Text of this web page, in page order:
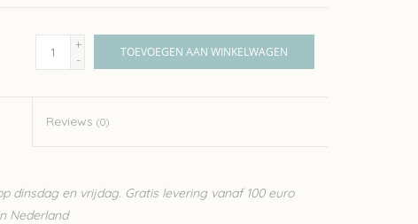
+
-
TOEVOEGEN AAN WINKELWAGEN
Reviews(0)
dinsdag en vrijdag. Gratis levering vanaf 100 euro
Nederland